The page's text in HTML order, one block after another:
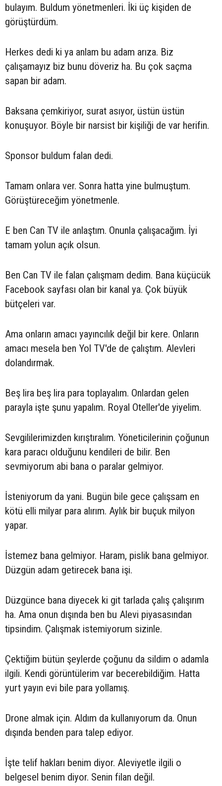
bulayım. Buldum yönetmenleri. İki üç kişiden de
görüştürdüm.
Herkes dedi ki ya anlam bu adam arıza. Biz
çalışamayız biz bunu döveriz ha. Bu çok saçma
sapan bir adam.
Baksana çemkiriyor, surat asıyor, üstün üstün
konuşuyor. Böyle bir narsist bir kişiliği de var herifin.
Sponsor buldum falan dedi.
Tamam onlara ver. Sonra hatta yine bulmuştum.
Görüştüreceğim yönetmenle.
E ben Can TV ile anlaştım. Onunla çalışacağım. İyi
tamam yolun açık olsun.
Ben Can TV ile falan çalışmam dedim. Bana küçücük
Facebook sayfası olan bir kanal ya. Çok büyük
bütçeleri var.
Ama onların amacı yayıncılık değil bir kere. Onların
amacı mesela ben Yol TV'de de çalıştım. Alevleri
dolandırmak.
Beş lira beş lira para toplayalım. Onlardan gelen
parayla işte şunu yapalım. Royal Oteller'de yiyelim.
Sevgililerimizden kırıştıralım. Yöneticilerinin çoğunun
kara paracı olduğunu kendileri de bilir. Ben
sevmiyorum abi bana o paralar gelmiyor.
İsteniyorum da yani. Bugün bile gece çalışsam en
kötü elli milyar para alırım. Aylık bir buçuk milyon
yapar.
İstemez bana gelmiyor. Haram, pislik bana gelmiyor.
Düzgün adam getirecek bana işi.
Düzgünce bana diyecek ki git tarlada çalış çalışırım
ha. Ama onun dışında ben bu Alevi piyasasından
tipsindim. Çalışmak istemiyorum sizinle.
Çektiğim bütün şeylerde çoğunu da sildim o adamla
ilgili. Kendi görüntülerim var becerebildiğim. Hatta
yurt yayın evi bile para yollamış.
Drone almak için. Aldım da kullanıyorum da. Onun
dışında benden para talep ediyor.
İşte telif hakları benim diyor. Aleviyetle ilgili o
belgesel benim diyor. Senin filan değil.